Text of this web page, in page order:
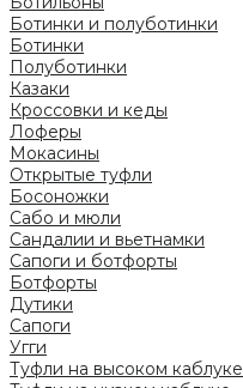
Ботинки и полуботинки
Ботинки
Полуботинки
Казаки
Кроссовки и кеды
Лоферы
Мокасины
Открытые туфли
Босоножки
Сабо и мюли
Сандалии и вьетнамки
Сапоги и ботфорты
Ботфорты
Дутики
Сапоги
Угги
Туфли на высоком каблуке